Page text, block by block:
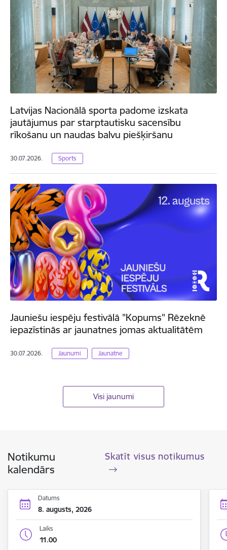
Latvijas Nacionālā sporta padome izskata
jautājumus par starptautisku sacensību
rīkošanu un naudas balvu piešķiršanu
30.07.2026. Sports
Jauniešu iespēju festivālā "Kopums" Rēzeknē
iepazīstinās ar jaunatnes jomas aktualitātēm
30.07.2026. Jaunumi Jaunatne
Visi jaunumi
Notikumu
kalendārs
Skatīt visus notikumus
Datums
8. augusts, 2026
Laiks
11.00